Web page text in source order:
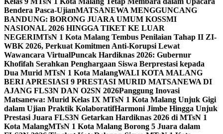
Bendera Pasca-UjianMATSANEWA MENGGUNCANG
BANDUNG: BORONG JUARA UMUM KOSSMI
NASIONAL 2026 HINGGA TIKET KE LUAR
NEGERIMTsN 1 Kota Malang Tembus Penilaian Tahap II ZI-
WBK 2026, Perkuat Komitmen Anti-Korupsi Lewat
Wawancara VirtualPuncak Hardiknas 2026: Gubernur
Khofifah Serahkan Penghargaan Siswa Berprestasi kepada
Dua Murid MTsN 1 Kota MalangWALI KOTA MALANG
BERI APRESIASI 9 PRESTASI MURID MATSANEWA DI
AJANG FLS3N DAN O2SN 2026Panggung Inovasi
Matsanewa: Murid Kelas IX MTsN 1 Kota Malang Unjuk Gigi
dalam Ujian Praktik KolaboratifHarmoni Jimbe Hingga Unjuk
Prestasi Juara FLS3N Getarkan Hardiknas 2026 di MTsN 1
Kota MalangMTsN 1 Kota Malang Borong 5 Juara dalam